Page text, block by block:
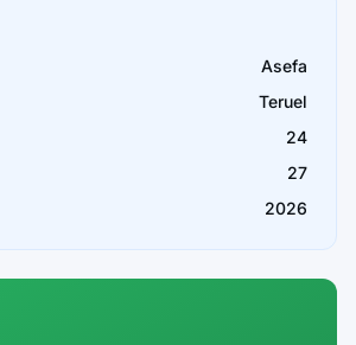
Asefa
Teruel
24
27
2026